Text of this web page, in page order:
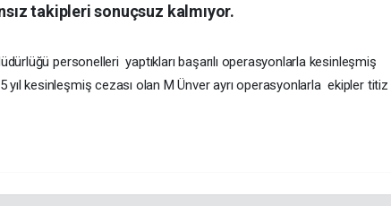
takipleri sonuçsuz kalmıyor.
personelleri yaptıkları başarılı operasyonlarla kesinleşmiş
yıl kesinleşmiş cezası olan M Ünver ayrı operasyonlarla ekipler titiz